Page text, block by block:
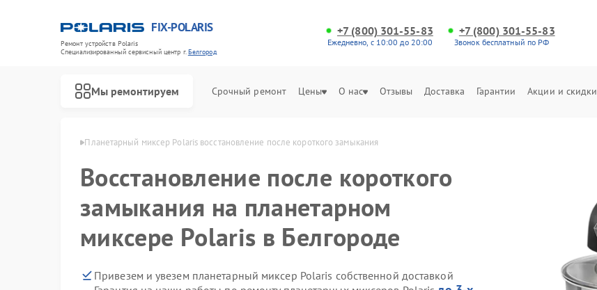
FIX-POLARIS
Ремонт устройств Polaris
Специализированный cервисный центр г.Белгород
+7 (800) 301-55-83
Ежедневно, с 10:00 до 20:00
+7 (800) 301-55-83
Звонок бесплатный по РФ
Мы ремонтируем Срочный ремонт Цены О нас Отзывы Доставка Гарантии Акции и скидки
в Белгороде Планетарный миксер Polaris восстановление после короткого замыкания
Восстановление после короткого
замыкания на планетарном
миксере Polaris в Белгороде
Привезем и увезем планетарный миксер Polaris собственной доставкой